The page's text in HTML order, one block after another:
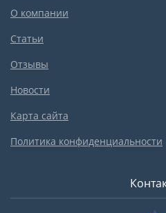
О компании
Статьи
Отзывы
Новости
Карта сайта
Политика конфиденциальности